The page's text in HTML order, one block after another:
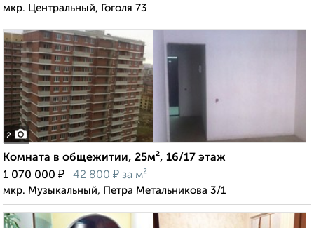
мкр. Центральный, Гоголя 73
2
Комната в общежитии, 25м², 16/17 этаж
1 070 000 ₽ 42 800 ₽ за м²
мкр. Музыкальный, Петра Метальникова 3/1